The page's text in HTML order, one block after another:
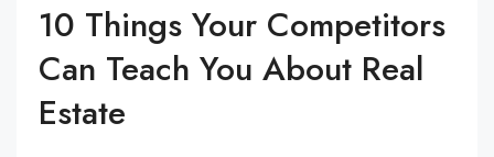
10 Things Your Competitors
Can Teach You About Real
Estate